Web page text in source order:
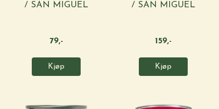
/ SAN MIGUEL
79,-
Kjøp
/ SAN MIGUEL
159,-
Kjøp